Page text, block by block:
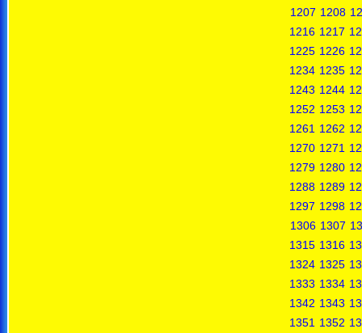
1207 1208
1216 1217
1225 1226
1234 1235
1243 1244
1252 1253
1261 1262
1270 1271
1279 1280
1288 1289
1297 1298
1306 1307
1315 1316
1324 1325
1333 1334
1342 1343
1351 1352